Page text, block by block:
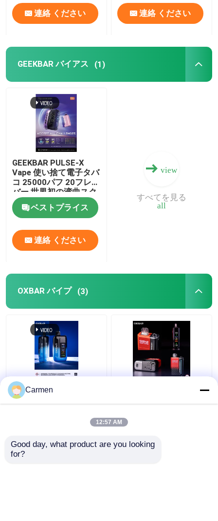
見積依頼
ボゾル・ワップ
ELFBAR 蒸気
MOTI 蒸気
GEEKBAR バイアス
OXBAR バイプ
Uwell Vape
蒸気蒸気
EPLUS バイプ
オールドスクール バイプ
EPE バイプ
VAPORLAX バイプ
OKK バイプ
連絡 ください 連絡 ください
GEEKBAR バイアス (1)
GEEKBAR PULSE-X
Vape 使い捨て電子タバ
コ 25000パフ 20フレー
バー 世界初の湾曲スク
リーン
ベストプライス
連絡 ください
view
all
すべてを見る
OXBAR バイプ (3)
OXBAR ICE NIC 35000
パフ 使い捨て 蒸気 二
OXBAR MAGIC MAZE2
イル素材と20種類の味
90*53*23mmサイズ
Carmen
12:57 AM
Good day, what product are you looking
for?